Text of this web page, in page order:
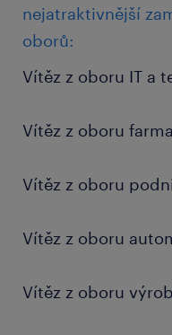
nejatraktivnější
oborů:
Vítěz z oboru IT a
Vítěz z oboru
Vítěz z oboru
Vítěz z oboru
Vítěz z oboru